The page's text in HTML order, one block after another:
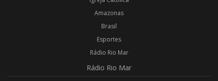
Amazonas
Brasil
Esportes
Rádio Rio Mar
Rádio Rio Mar